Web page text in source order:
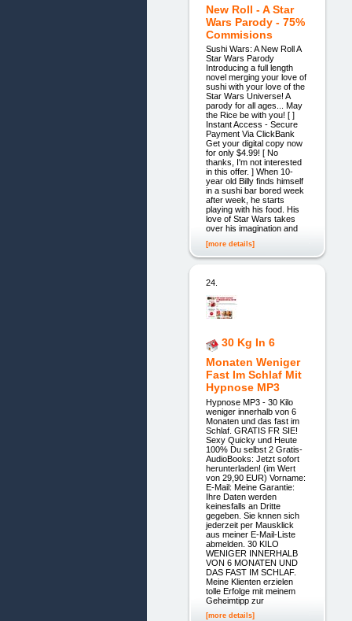
New Roll - A Star
Wars Parody - 75%
Commisions
Sushi Wars: A New Roll A
Star Wars Parody
Introducing a full length
novel merging your love of
sushi with your love of the
Star Wars Universe! A
parody for all ages... May
the Rice be with you! [ ]
Instant Access - Secure
Payment Via ClickBank
Get your digital copy now
for only $4.99! [ No
thanks, I'm not interested
in this offer. ] When 10-
year old Billy finds himself
in a sushi bar bored week
after week, he starts
playing with his food. His
love of Star Wars takes
over his imagination and
[more details]
24.
30 Kg In 6
Monaten Weniger
Fast Im Schlaf Mit
Hypnose MP3
Hypnose MP3 - 30 Kilo
weniger innerhalb von 6
Monaten und das fast im
Schlaf. GRATIS FR SIE!
Sexy Quicky und Heute
100% Du selbst 2 Gratis-
AudioBooks: Jetzt sofort
herunterladen! (im Wert
von 29,90 EUR) Vorname:
E-Mail: Meine Garantie:
Ihre Daten werden
keinesfalls an Dritte
gegeben. Sie knnen sich
jederzeit per Mausklick
aus meiner E-Mail-Liste
abmelden. 30 KILO
WENIGER INNERHALB
VON 6 MONATEN UND
DAS FAST IM SCHLAF.
Meine Klienten erzielen
tolle Erfolge mit meinem
Geheimtipp zur
[more details]